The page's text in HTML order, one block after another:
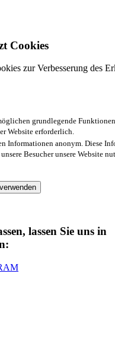
Cookies
zur Verbesserung des
grundlegende
Website erforderlich.
Informationen anonym. Diese
Besucher unsere Website
lassen Sie uns in